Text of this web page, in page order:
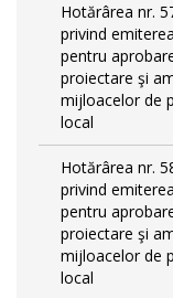
Hotărârea nr.
privind
pentru
proiectare şi
mijloacelor de
local
Hotărârea nr.
privind
pentru
proiectare şi
mijloacelor de
local